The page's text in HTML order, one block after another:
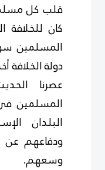
قلب كل
كان للخلافة
المسلمين
دولة الخلافة
عصرنا
المسلمين
البلدان
ودفاعهم
وسعهم.